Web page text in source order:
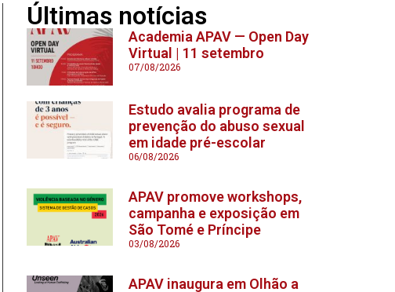
Últimas notícias
Academia APAV — Open Day
Virtual | 11 setembro
07/08/2026
Estudo avalia programa de
prevenção do abuso sexual
em idade pré-escolar
06/08/2026
APAV promove workshops,
campanha e exposição em
São Tomé e Príncipe
03/08/2026
APAV inaugura em Olhão a